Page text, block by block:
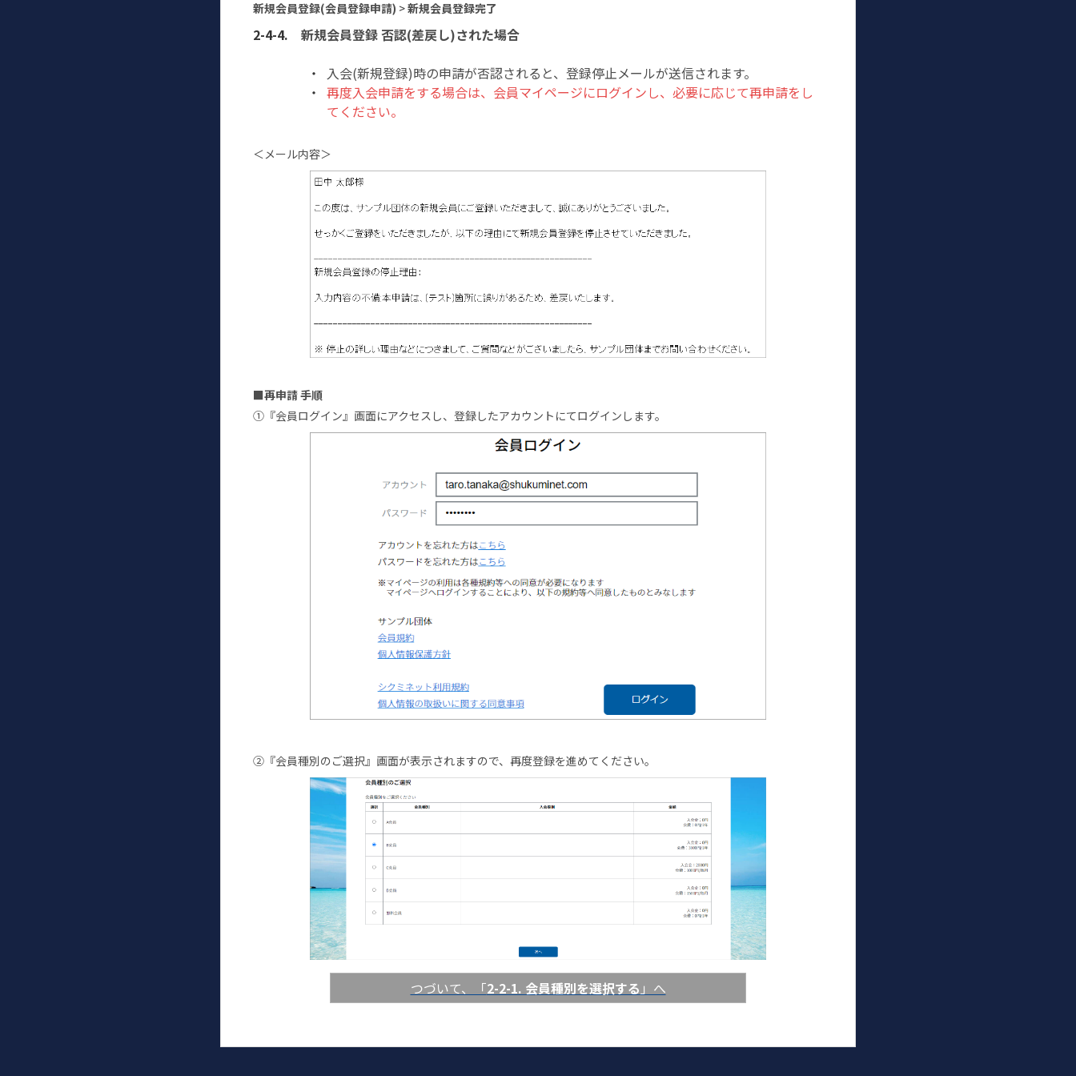
新規会員登録(会員登録申請) >新規会員登録完了
新規会員登録 否認(差戻し)された場合
入会(新規登録)時の申請が否認されると、登録停止メールが送信されます。
再度入会申請をする場合は、会員マイページにログインし、必要に応じて再申請をし
てください。
＜メール内容＞
■再申請 手順
①『会員ログイン』画面にアクセスし、登録したアカウントにてログインします。
②『会員種別のご選択』画面が表示されますので、再度登録を進めてください。
つづいて、「2-2-1. 会員種別を選択する 」へ